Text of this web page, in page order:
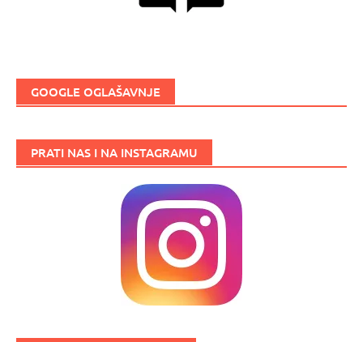
GOOGLE OGLAŠAVNJE
PRATI NAS I NA INSTAGRAMU